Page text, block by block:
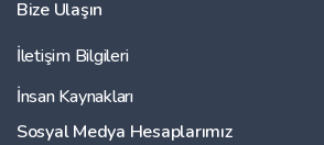
Bize Ulaşın
İletişim Bilgileri
İnsan Kaynakları
Sosyal Medya Hesaplarımız